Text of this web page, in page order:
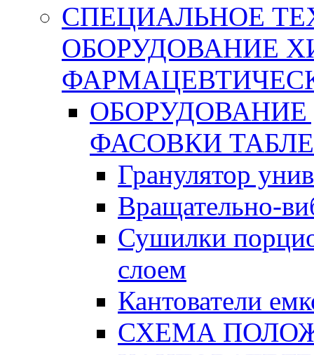
СПЕЦИАЛЬНОЕ
ОБОРУДОВАНИЕ
ФАСОВКИ
Гранулятор
Вращательно-
Сушилки
слоем
Кантователи
СХЕМА